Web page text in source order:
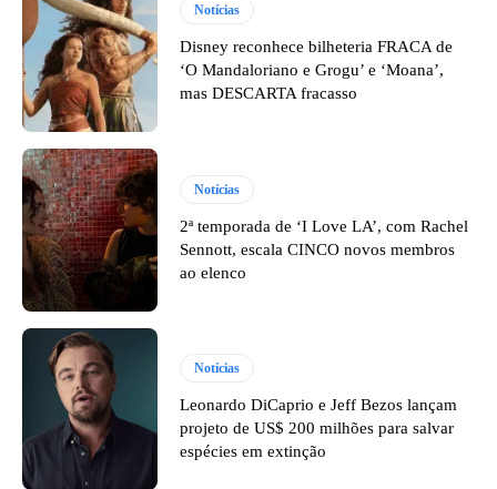
Notícias
Disney reconhece bilheteria FRACA de
‘O Mandaloriano e Grogu’ e ‘Moana’,
mas DESCARTA fracasso
Notícias
2ª temporada de ‘I Love LA’, com Rachel
Sennott, escala CINCO novos membros
ao elenco
Notícias
Leonardo DiCaprio e Jeff Bezos lançam
projeto de US$ 200 milhões para salvar
espécies em extinção